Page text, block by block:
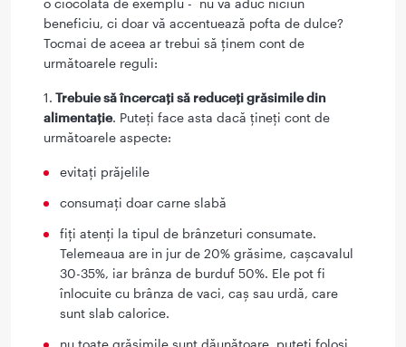
o ciocolată de exemplu - nu vă aduc niciun
beneficiu, ci doar vă accentuează pofta de dulce?
Tocmai de aceea ar trebui să ţinem cont de
următoarele reguli:
1. Trebuie să încercați să reduceți grăsimile din
alimentaţie. Puteți face asta dacă ţineți cont de
următoarele aspecte:
evitați prăjelile
consumați doar carne slabă
fiți atenți la tipul de brânzeturi consumate.
Telemeaua are in jur de 20% grăsime, cașcavalul
30-35%, iar brânza de burduf 50%. Ele pot fi
înlocuite cu brânza de vaci, caș sau urdă, care
sunt slab calorice.
nu toate grăsimile sunt dăunătoare, puteți folosi